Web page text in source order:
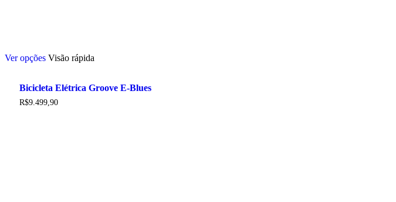
Ver opções produto
variantes.
As
Visão rápida
Bicicleta Elétrica Groove E-Blues
R$9.499,90